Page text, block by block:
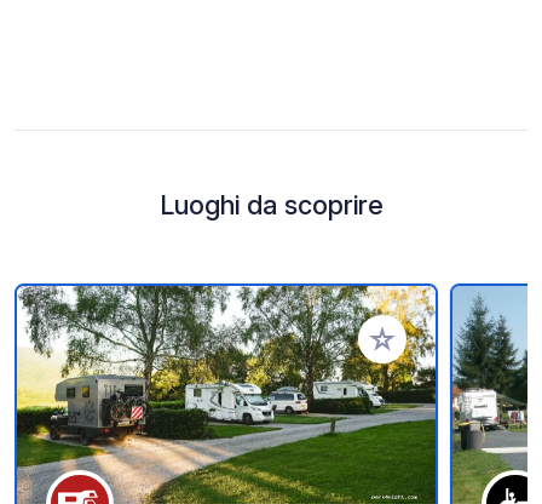
Luoghi da scoprire
Aggiungi ai tuoi